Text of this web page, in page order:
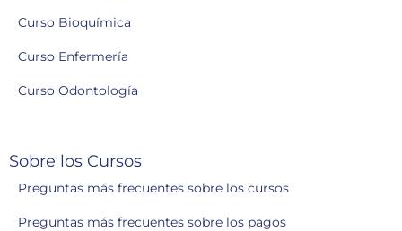
Curso Bioquímica
Curso Enfermería
Curso Odontología
Sobre los Cursos
Preguntas más frecuentes sobre los cursos
Preguntas más frecuentes sobre los pagos